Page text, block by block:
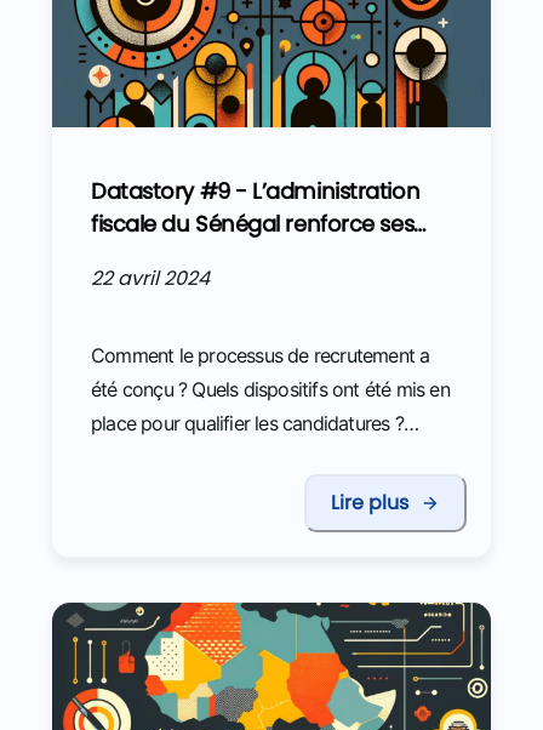
Datastory #9 - L’administration
fiscale du Sénégal renforce ses
données en s’inspirant des
entreprises de la tech
22 avril 2024
Comment le processus de recrutement a
été conçu ? Quels dispositifs ont été mis en
place pour qualifier les candidatures ?
des administrations fiscales et douanières ?
Comment les équipes DATAFID ont
Lire plus